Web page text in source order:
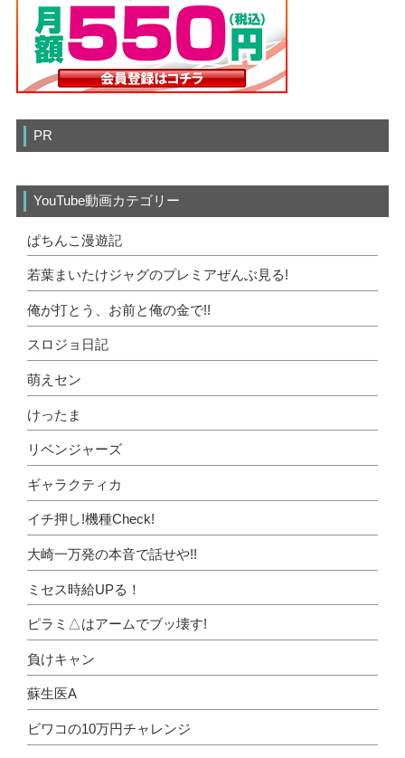
PR
YouTube動画カテゴリー
ぱちんこ漫遊記
若葉まいたけジャグのプレミアぜんぶ見る!
俺が打とう、お前と俺の金で!!
スロジョ日記
萌えセン
けったま
リベンジャーズ
ギャラクティカ
イチ押し!機種Check!
大崎一万発の本音で話せや!!
ミセス時給UPる！
ピラミ△はアームでブッ壊す!
負けキャン
蘇生医A
ビワコの10万円チャレンジ